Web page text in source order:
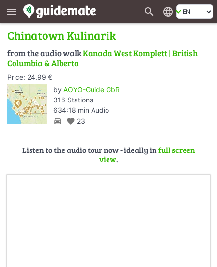
menu search language
Chinatown Kulinarik
from the audio walkKanada West Komplett | British
Columbia & Alberta
Price: 24.99 €
by AOYO-Guide GbR
316 Stations
634:18 min Audio
directions_car favorite 23
Listen to the audio tour now - ideally infull screen
view.